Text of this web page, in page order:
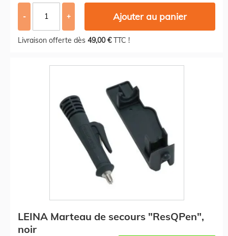
- + Ajouter au panier
Livraison offerte dès 49,00 €TTC !
LEINA Marteau de secours "ResQPen",
noir